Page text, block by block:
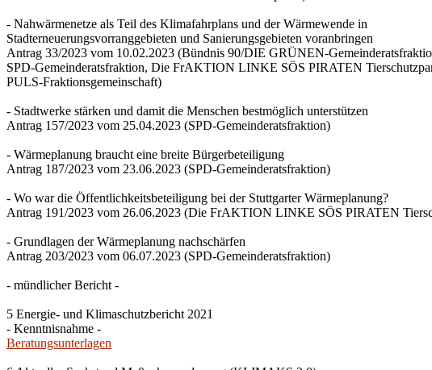
- Nahwärmenetze als Teil des Klimafahrplans und der Wärmewende in
Stadterneuerungsvorranggebieten und Sanierungsgebieten voranbringen
Antrag 33/2023 vom 10.02.2023 (Bündnis 90/DIE GRÜNEN-
SPD-Gemeinderatsfraktion, Die FrAKTION LINKE SÖS PIRATEN
PULS-Fraktionsgemeinschaft)
- Stadtwerke stärken und damit die Menschen bestmöglich unterstützen
Antrag 157/2023 vom 25.04.2023 (SPD-Gemeinderatsfraktion)
- Wärmeplanung braucht eine breite Bürgerbeteiligung
Antrag 187/2023 vom 23.06.2023 (SPD-Gemeinderatsfraktion)
- Wo war die Öffentlichkeitsbeteiligung bei der Stuttgarter Wärmeplanung?
Antrag 191/2023 vom 26.06.2023 (Die FrAKTION LINKE SÖS PIRATEN
- Grundlagen der Wärmeplanung nachschärfen
Antrag 203/2023 vom 06.07.2023 (SPD-Gemeinderatsfraktion)
- mündlicher Bericht -
5 Energie- und Klimaschutzbericht 2021
- Kenntnisnahme -
Beratungsunterlagen